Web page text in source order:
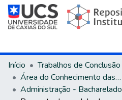
Início
Área do Conhecimento das Ciências Sociais Aplicadas
Administração - Bacharelado